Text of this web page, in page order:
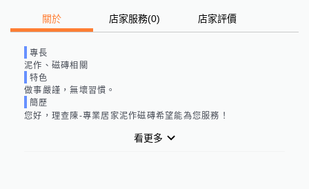
關於 店家服務(0) 店家評價
專長
泥作、磁磚相關
特色
做事嚴謹，無壞習慣。
簡歷
您好， 理查陳-專業居家泥作磁磚希望能為您服務！
看更多